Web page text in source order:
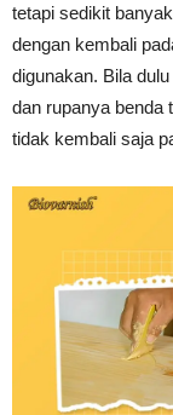
tetapi sedikit
dengan kembali
digunakan. Bila
dan rupanya benda
tidak kembali saja